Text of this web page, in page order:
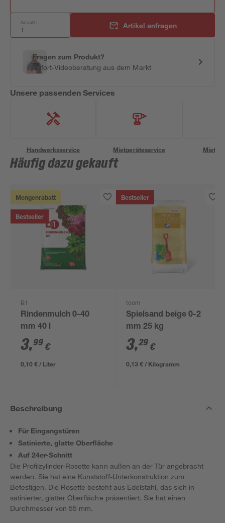
Anzahl: Artikel anfragen
Fragen zum Produkt?
Sofort-Videoberatung aus dem Markt
Unsere passenden Services
Handwerksservice Mietgeräteservice
Häufig dazu gekauft
Mengenrabatt
Bestseller
B1
Rindenmulch 0-40
mm 40 l
3,99 €
0,10 € / Liter
Bestseller
toom
Spielsand beige 0-2
mm 25 kg
3,29 €
0,13 € / Kilogramm
Beschreibung
Für Eingangstüren
Satinierte, glatte Oberfläche
Auf 24er-Schnitt
Die Profilzylinder-Rosette kann außen an der Tür angebracht
werden. Sie hat eine Kunststoff-Unterkonstruktion zum
Befestigen. Die Rosette besteht aus Edelstahl, das sich in
satinierter, glatter Oberfläche präsentiert. Sie hat einen
Durchmesser von 55 mm.